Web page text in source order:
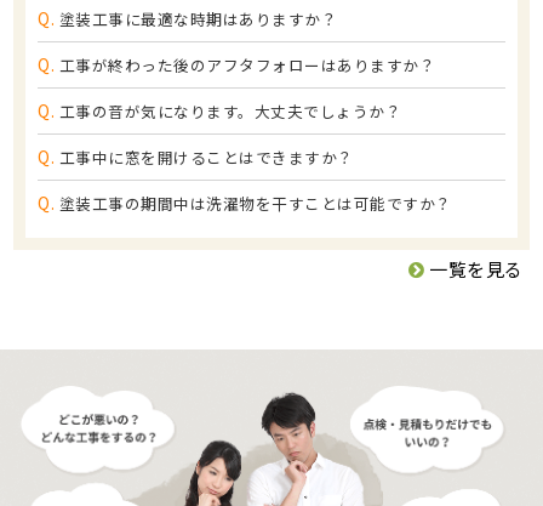
Q. 塗装工事に最適な時期はありますか？
Q. 工事が終わった後のアフタフォローはありますか？
Q. 工事の音が気になります。大丈夫でしょうか？
Q. 工事中に窓を開けることはできますか？
Q. 塗装工事の期間中は洗濯物を干すことは可能ですか？
一覧を見る